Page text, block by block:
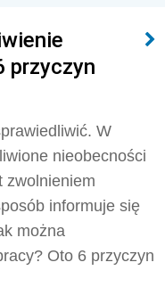
przyczyn
W
nieobecności
zwolnieniem
informuje się
można
Oto 6 przyczyn